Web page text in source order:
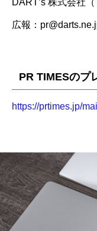
DART’s 株式会社（
広報：
PR TIMESのプ
https://prtimes.jp/